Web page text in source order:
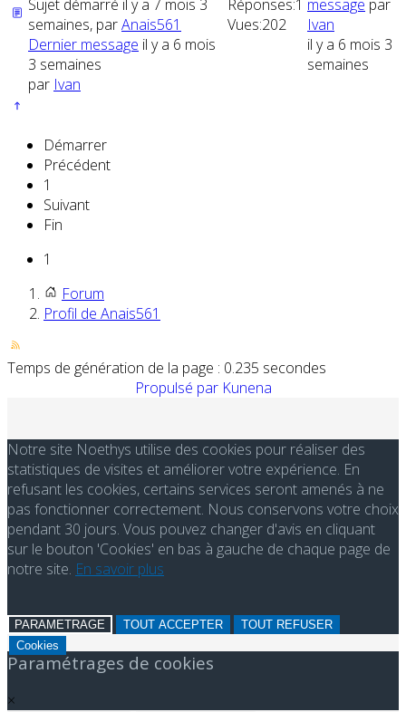
Sujet démarré il y a 7 mois 3
semaines, parAnais561
Dernier message il y a 6 mois
3 semaines
par Ivan
Réponses:1
Vues:202
message par
Ivan
il y a 6 mois 3
semaines
Démarrer
Précédent
1
Suivant
Fin
1
Forum
Profil de Anais561
Temps de génération de la page : 0.235 secondes
Propulsé par Kunena
Notre site Noethys utilise des cookies pour réaliser des
statistiques de visites et améliorer votre expérience. En
refusant les cookies, certains services seront amenés à ne
pas fonctionner correctement. Nous conservons votre choix
pendant 30 jours. Vous pouvez changer d'avis en cliquant
sur le bouton 'Cookies' en bas à gauche de chaque page de
notre site. En savoir plus
PARAMETRAGE TOUT ACCEPTER
TOUT REFUSER
Cookies
Paramétrages de cookies
×